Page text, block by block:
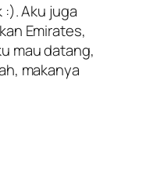
:). Aku juga
Emirates,
mau datang,
makanya